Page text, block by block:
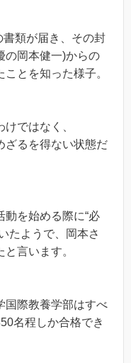
類が届き、その封
の岡本健一)からの
とを知った様子。
ではなく、
ざるを得ない状態だ
を始める際に“必
たようで、岡本さ
言います。
際教養学部はすべ
名程しか合格でき